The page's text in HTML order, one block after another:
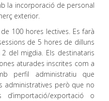
la incorporació de personal
exterior.
100 hores lectives. Es farà
de 5 hores de dilluns
del migdia. Els destinataris
aturades inscrites com a
perfil administratiu que
administratives però que no
exportació o